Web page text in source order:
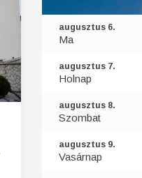
augusztus 6.
Ma
augusztus 7.
Holnap
augusztus 8.
Szombat
augusztus 9.
Vasárnap